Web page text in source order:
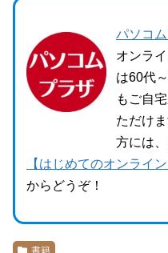
パソコ
オンラ
は60代
もご自
ただけ
方には
【はじめてのオンライ
からどうぞ！
書籍